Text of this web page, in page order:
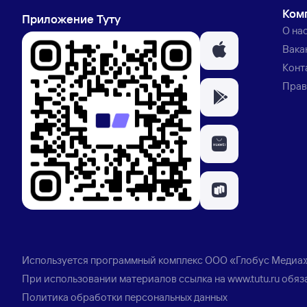
Приложение Туту
О
Используется программный комплексООО «Глобус
При использовании материалов ссылка на www.tutu.ru
Политика обработки персональных данных